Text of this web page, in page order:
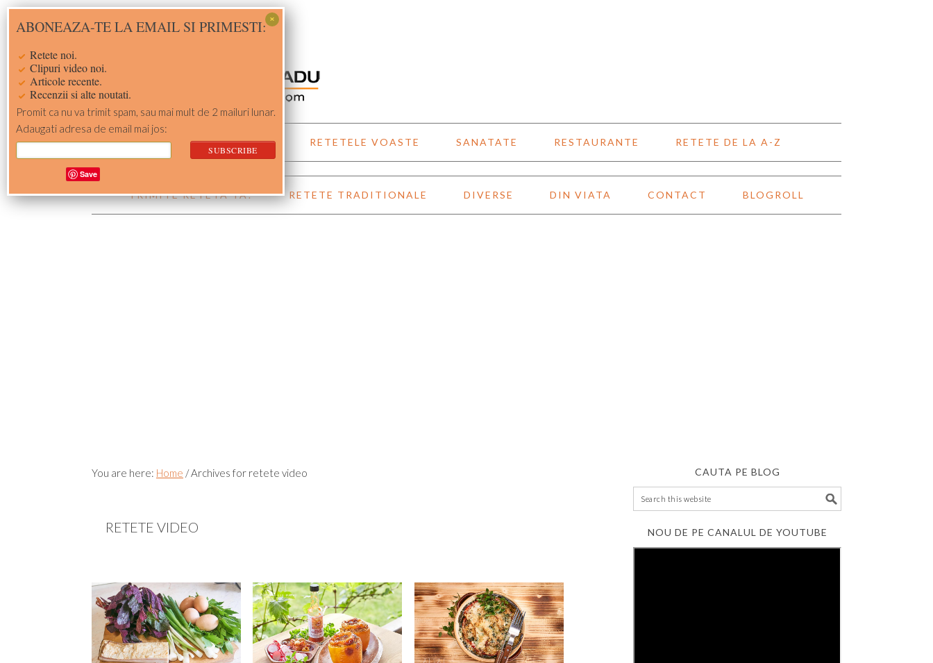
Skip
to
Skip
to
Skip
to
Skip
to
ACASA RETETE RETETELE VOASTE SANATATE RESTAURANTE RETETE DE LA A-Z
TRIMITE RETETA TA! RETETE TRADITIONALE DIVERSE DIN VIATA CONTACT BLOGROLL
You are here: Home /Archives for retete video
RETETE VIDEO
CAUTA PE BLOG
NOU DE PE CANALUL DE YOUTUBE
ABONEAZA-TE LA EMAIL SI PRIMESTI:
Retete noi.
Clipuri video noi.
Articole recente.
Recenzii si alte noutati.
Promit ca nu va trimit spam, sau mai mult de 2 mailuri lunar.
Adaugati adresa de email mai jos:
Save